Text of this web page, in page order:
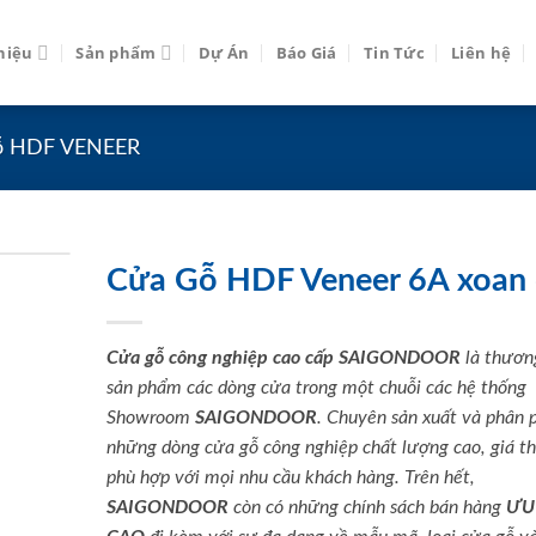
Sản phẩm Dự Án Báo Giá Tin Tức Liên hệ
HDF VENEER
Cửa Gỗ HDF Veneer 6A xoan
Cửa gỗ công nghiệp cao cấp SAIGONDOOR là
sản phẩm các dòng cửa trong một chuỗi các hệ thống
Showroom SAIGONDOOR. Chuyên sản xuất và phân
những dòng cửa gỗ công nghiệp chất lượng cao, giá
phù hợp với mọi nhu cầu khách hàng. Trên hết,
SAIGONDOOR còn có những chính sách bán hàng